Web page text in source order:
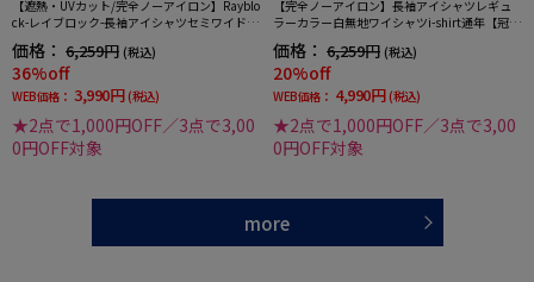
【遮熱・UVカット/完全ノーアイロン】Rayblo
ck-レイブロック-長袖アイシャツセミワイドス
価格： 6,259円 (税込)
36%off
WEB価格： 3,990円 (税込)
★2点で1,000円OFF／3点で3,00
0円OFF対象
【完全ノーアイロン】長袖アイシャツレギュ
ラーカラー白無地ワイシャツi-shirt通年【冠婚
価格： 6,259円 (税込)
20%off
WEB価格： 4,990円 (税込)
★2点で1,000円OFF／3点で3,00
0円OFF対象
more